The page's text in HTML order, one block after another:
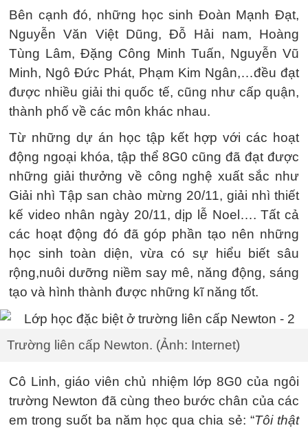
Bên cạnh đó, những học sinh Đoàn Mạnh Đạt,
Nguyễn Văn Việt Dũng, Đỗ Hải nam, Hoàng
Tùng Lâm, Đặng Công Minh Tuấn, Nguyễn Vũ
Minh, Ngô Đức Phát, Phạm Kim Ngân,…đều đạt
được nhiều giải thi quốc tế, cũng như cấp quận,
thành phố về các môn khác nhau.
Từ những dự án học tập kết hợp với các hoạt
động ngoại khóa, tập thể 8G0 cũng đã đạt được
những giải thưởng về công nghệ xuất sắc như
Giải nhì Tập san chào mừng 20/11, giải nhì thiết
kế video nhân ngày 20/11, dịp lễ Noel…. Tất cả
các hoạt động đó đã góp phần tạo nên những
học sinh toàn diện, vừa có sự hiểu biết sâu
rộng,nuôi dưỡng niềm say mê, năng động, sáng
tạo và hình thành được những kĩ năng tốt.
Trường liên cấp Newton. (Ảnh: Internet)
Cô Linh, giáo viên chủ nhiệm lớp 8G0 của ngôi
trường Newton đã cùng theo bước chân của các
em trong suốt ba năm học qua chia sẻ: “Tôi thật